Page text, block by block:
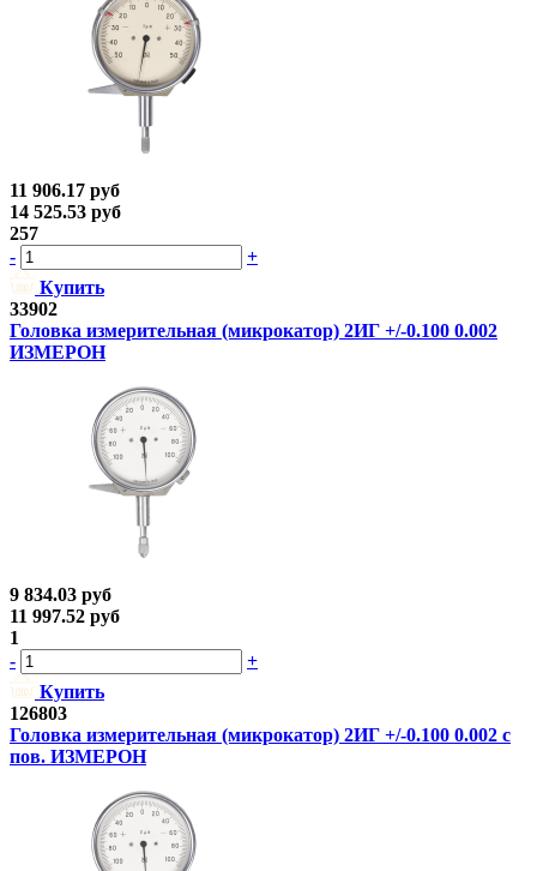
11 906.17 руб
14 525.53 руб
257
-
+
Купить
33902
Головка измерительная (микрокатор) 2ИГ +/-0.100 0.002
ИЗМЕРОН
9 834.03 руб
11 997.52 руб
1
-
+
Купить
126803
Головка измерительная (микрокатор) 2ИГ +/-0.100 0.002 с
пов. ИЗМЕРОН